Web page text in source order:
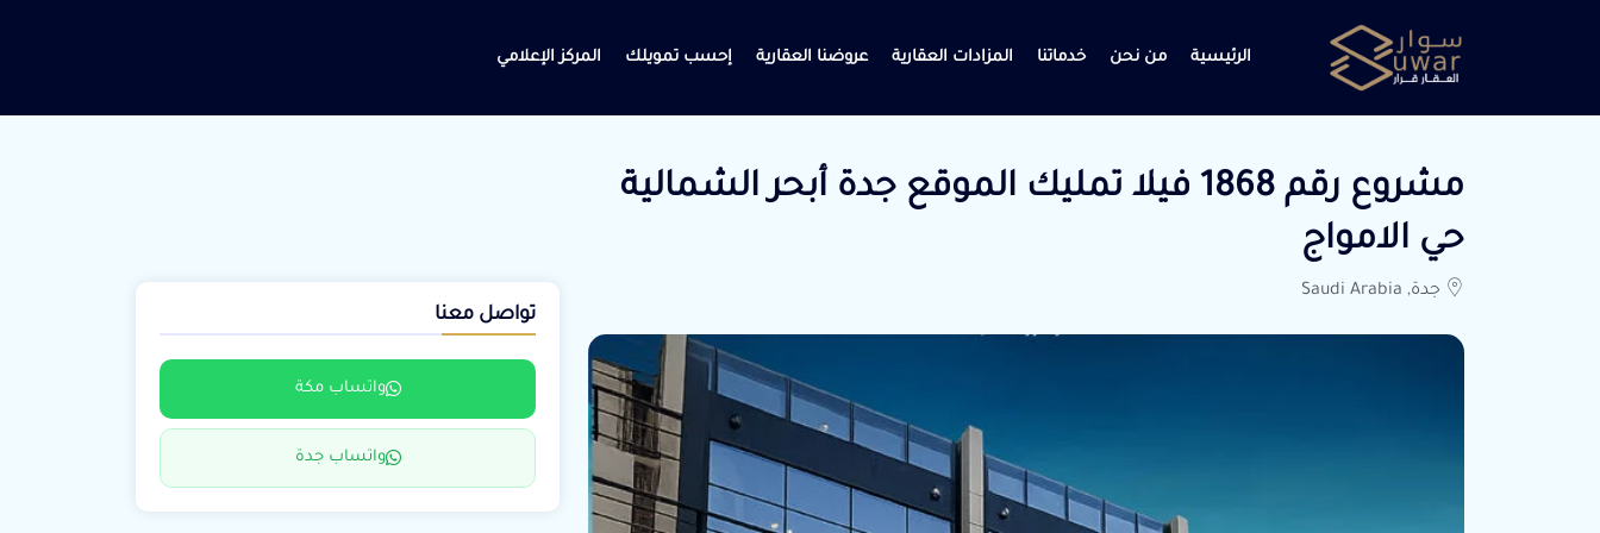
الرئيسية من نحن خدماتنا المزادات العقارية عروضنا العقارية إحسب تمويلك المركز الإعلامي
مشروع رقم 1868 فيلا تمليك الموقع جدة أبحر الشمالية
حي الامواج
جدة, Saudi Arabia
تواصل معنا
واتساب مكة
واتساب جدة